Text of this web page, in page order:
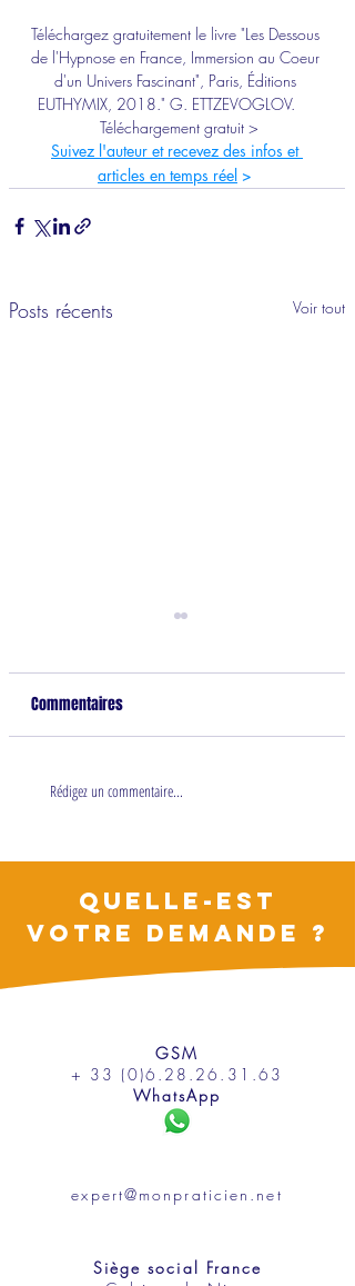
Téléchargez gratuitement le livre "Les Dessous
de l'Hypnose en France, Immersion au Coeur
d'un Univers Fascinant", Paris, Éditions
EUTHYMIX, 2018." G. ETTZEVOGLOV.​
Téléchargement gratuit >
Suivez l'auteur et recevez des infos et
articles en temps réel >
Posts récents Voir tout
Extrait vidéo de
Commentaires
Rédigez un commentaire...
QUELLE-EST
VOTRE DEMANDE ?
GSM
+ 33 (0)6.28.26.31.63
WhatsApp
expert@monpraticien.net
Siège social France